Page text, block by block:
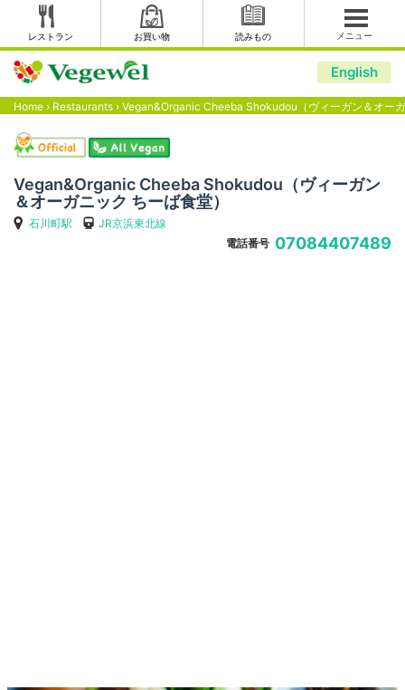
レストラン お買い物 読みもの メニュー
English
Home › Restaurants › Vegan&Organic Cheeba Shokudou（ヴィーガン＆オー
Vegan&Organic Cheeba Shokudou（ヴィーガン
＆オーガニック ちーば食堂）
石川町駅
JR京浜東北線
電話番号 07084407489